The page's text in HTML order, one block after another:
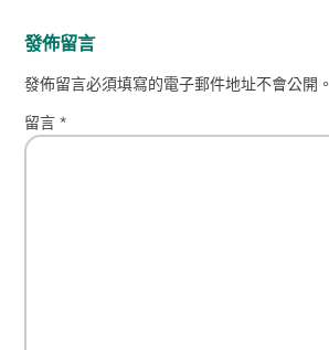
發佈留言
發佈留言必須填寫的電子郵件地址不會公開。
留言*